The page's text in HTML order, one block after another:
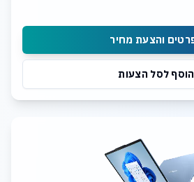
והצעת מחיר
הוסף לסל הצעות